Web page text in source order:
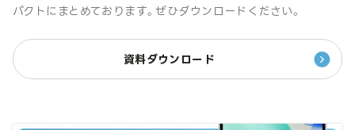
パクトにまとめております。ぜひダウンロードください。
資料ダウンロード